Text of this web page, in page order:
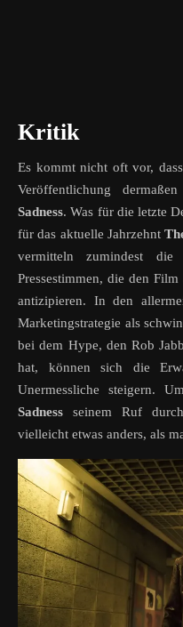
Kritik
Es kommt nicht oft vor,
Veröffentlichung
Sadness. Was für die letzte
für das aktuelle Jahrzehnt
vermitteln zumindest die
Pressestimmen, die den
antizipieren. In den
Marketingstrategie als
bei dem Hype, den Rob
hat, können sich die
Unermessliche steigern.
Sadness seinem Ruf
vielleicht etwas anders, als